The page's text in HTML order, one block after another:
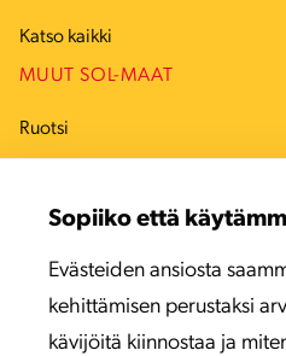
Sopiiko että
Evästeiden ansiosta
kehittämisen perustaksi
kävijöitä kiinnostaa ja
Katso kaikki
MUUT SOL-MAAT
Ruotsi
Viro
Latvia